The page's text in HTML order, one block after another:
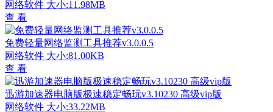
网络软件 大小:11.98MB
查 看
免费轻量网络监测工具推荐v3.0.0.5
网络软件 大小:81.00KB
查 看
迅游加速器电脑版极速稳定畅玩v3.10230 高级vip版
网络软件 大小:33.22MB